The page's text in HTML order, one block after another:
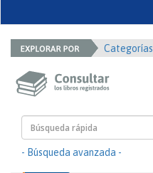
Categorías
- Búsqueda avanzada -